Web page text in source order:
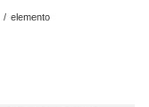
/ elemento